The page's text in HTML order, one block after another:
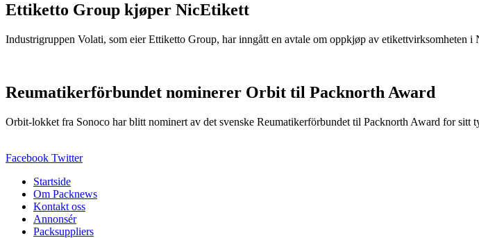
Ettiketto Group kjøper NicEtikett
Industrigruppen Volati, som eier Ettiketto Group, har inngått en avtale om oppkjøp av etikettvirksomheten
Reumatikerförbundet nominerer Orbit til Packnorth Award
Orbit-lokket fra Sonoco har blitt nominert av det svenske Reumatikerförbundet til Packnorth Award for sitt
Facebook Twitter
Startside
Om Packnews
Kontakt oss
Annonsér
Packsuppliers